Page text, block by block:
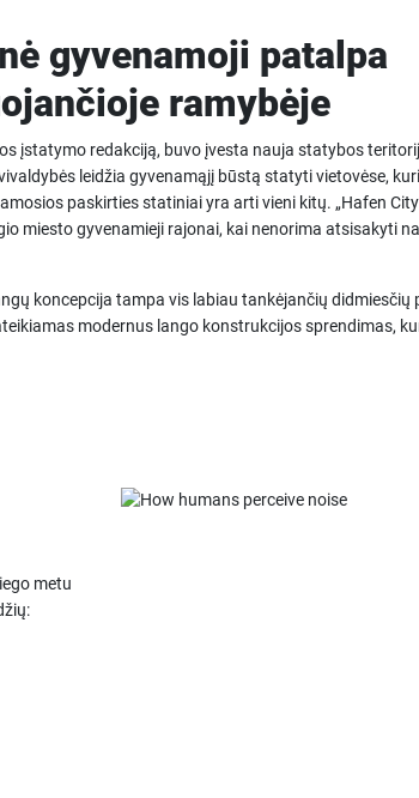
gyvenamoji patalpa
ramybėje
įstatymo redakciją, buvo įvesta nauja statybos
leidžia gyvenamąjį būstą statyti vietovėse,
paskirties statiniai yra arti vieni kitų. „Hafen
miesto gyvenamieji rajonai, kai nenorima atsisakyti
koncepcija tampa vis labiau tankėjančių
modernus lango konstrukcijos sprendimas,
metu